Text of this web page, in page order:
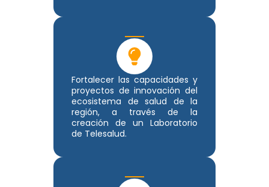
Fortalecer las capacidades y
proyectos de innovación del
ecosistema de salud de la
región, a través de la
creación de un Laboratorio
de Telesalud.